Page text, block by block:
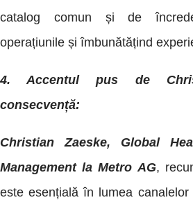
catalog comun și de
operațiunile și îmbunătățind
4. Accentul pus de
consecvență:
Christian Zaeske, Global
Management la Metro AG,
este esențială în lumea